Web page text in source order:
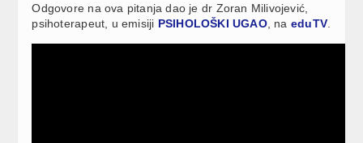
Odgovore na ova pitanja dao je dr Zoran Milivojević,
psihoterapeut, u emisiji PSIHOLOŠKI UGAO, na eduTV.